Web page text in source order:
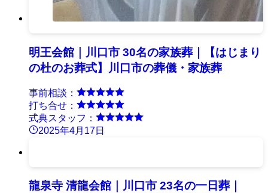
明王会館｜川口市 30名の家族葬｜【はじまり
の杜のお葬式】川口市の葬儀・家族葬
事前相談：
打ち合せ：
式典スタッフ：
2025年4月17日
龍泉寺 清龍会館｜川口市 23名の一日葬｜